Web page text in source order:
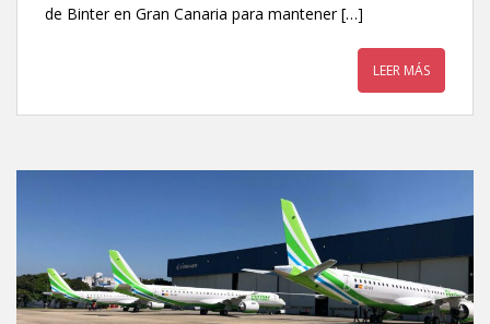
de Binter en Gran Canaria para mantener […]
LEER MÁS